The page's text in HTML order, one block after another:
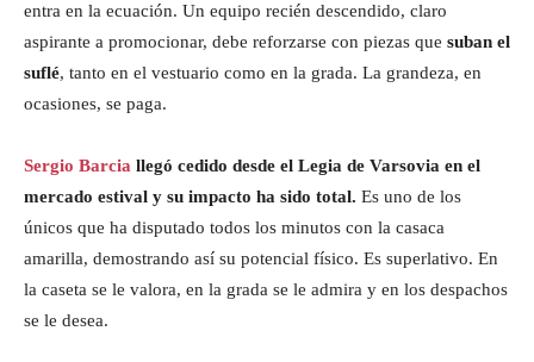
entra en la ecuación. Un equipo recién descendido, claro
aspirante a promocionar, debe reforzarse con piezas que suban el
suflé, tanto en el vestuario como en la grada. La grandeza, en
ocasiones, se paga.
Sergio Barcia llegó cedido desde el Legia de Varsovia en el
mercado estival y su impacto ha sido total. Es uno de los
únicos que ha disputado todos los minutos con la casaca
amarilla, demostrando así su potencial físico. Es superlativo. En
la caseta se le valora, en la grada se le admira y en los despachos
se le desea.